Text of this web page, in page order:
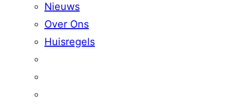
Nieuws
Over Ons
Huisregels